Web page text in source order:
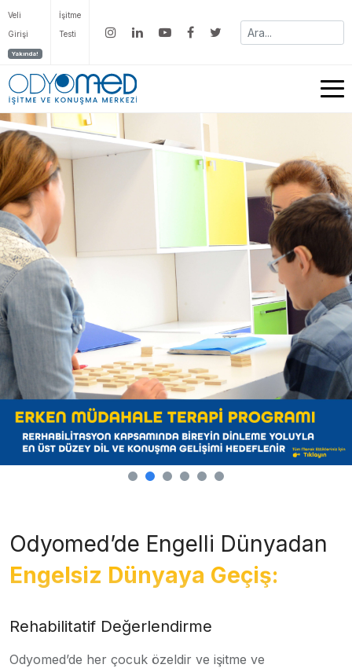
Veli
Girişi
Yakında!
İşitme
Testi
Odyomed’de Engelli Dünyadan
Engelsiz Dünyaya Geçiş:
Rehabilitatif Değerlendirme
Odyomed’de her çocuk özeldir ve işitme ve